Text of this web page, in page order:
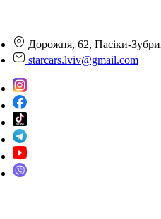
Дорожня, 62, Пасіки-
starcars.lviv@gmail.com